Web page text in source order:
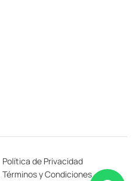
Política de Privacidad
Términos y Condiciones